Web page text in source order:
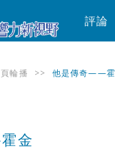
評論
輪播 >> 他是傳奇——
金